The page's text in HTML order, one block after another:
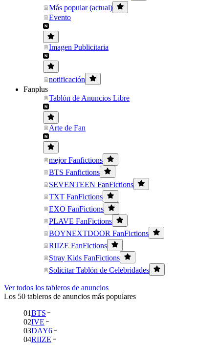
Más popular (actual)
Evento
Imagen Publicitaria
notificación
Fanplus
Tablón de Anuncios Libre
Arte de Fan
mejor Fanfictions
BTS Fanfictions
SEVENTEEN FanFictions
TXT FanFictions
EXO FanFictions
PLAVE FanFictions
BOYNEXTDOOR FanFictions
RIIZE FanFictions
Stray Kids FanFictions
Solicitar Tablón de Celebridades
Ver todos los tableros de anuncios
Los 50 tableros de anuncios más populares
01BTS
02IVE
03DAY6
04RIIZE